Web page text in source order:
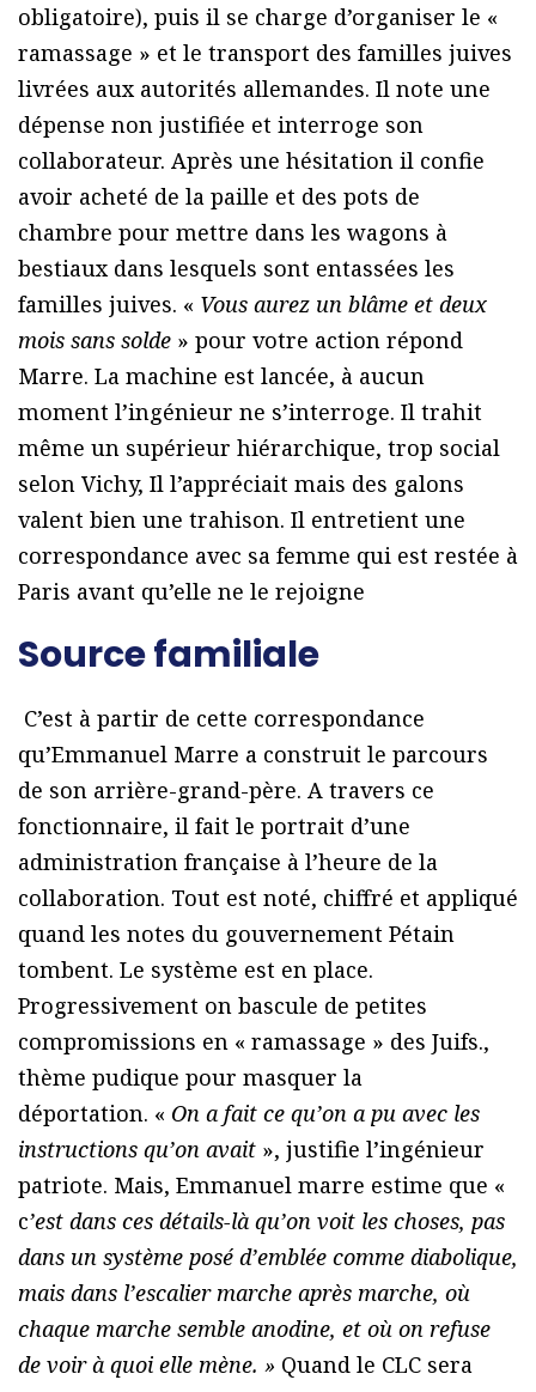
obligatoire), puis il se charge d’organiser le «
ramassage » et le transport des familles juives
livrées aux autorités allemandes. Il note une
dépense non justifiée et interroge son
collaborateur. Après une hésitation il confie
avoir acheté de la paille et des pots de
chambre pour mettre dans les wagons à
bestiaux dans lesquels sont entassées les
familles juives. « Vous aurez un blâme et deux
mois sans solde » pour votre action répond
Marre. La machine est lancée, à aucun
moment l’ingénieur ne s’interroge. Il trahit
même un supérieur hiérarchique, trop social
selon Vichy, Il l’appréciait mais des galons
valent bien une trahison. Il entretient une
correspondance avec sa femme qui est restée à
Paris avant qu’elle ne le rejoigne
Source familiale
C’est à partir de cette correspondance
qu’Emmanuel Marre a construit le parcours
de son arrière-grand-père. A travers ce
fonctionnaire, il fait le portrait d’une
administration française à l’heure de la
collaboration. Tout est noté, chiffré et appliqué
quand les notes du gouvernement Pétain
tombent. Le système est en place.
Progressivement on bascule de petites
compromissions en « ramassage » des Juifs.,
thème pudique pour masquer la
déportation. « On a fait ce qu’on a pu avec les
instructions qu’on avait », justifie l’ingénieur
patriote. Mais, Emmanuel marre estime que «
c’est dans ces détails-là qu’on voit les choses, pas
dans un système posé d’emblée comme diabolique,
mais dans l’escalier marche après marche, où
chaque marche semble anodine, et où on refuse
de voir à quoi elle mène. » Quand le CLC sera